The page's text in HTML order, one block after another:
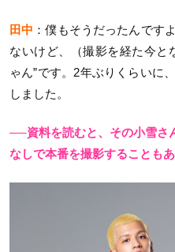
田中 ：僕もそうだったんです
ないけど、（撮影を経た今と
ゃん”です。2年ぶりくらいに
しました。
──資料を読むと、その小雪さ
なしで本番を撮影することもあ